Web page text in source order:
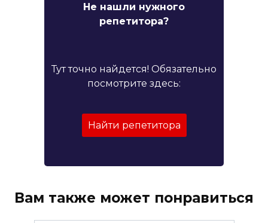
Не нашли нужного
репетитора?
Тут точно найдется! Обязательно
посмотрите здесь:
Найти репетитора
Вам также может понравиться